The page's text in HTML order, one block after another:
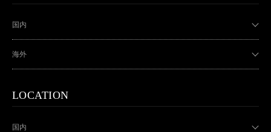
国内
海外
LOCATION
国内